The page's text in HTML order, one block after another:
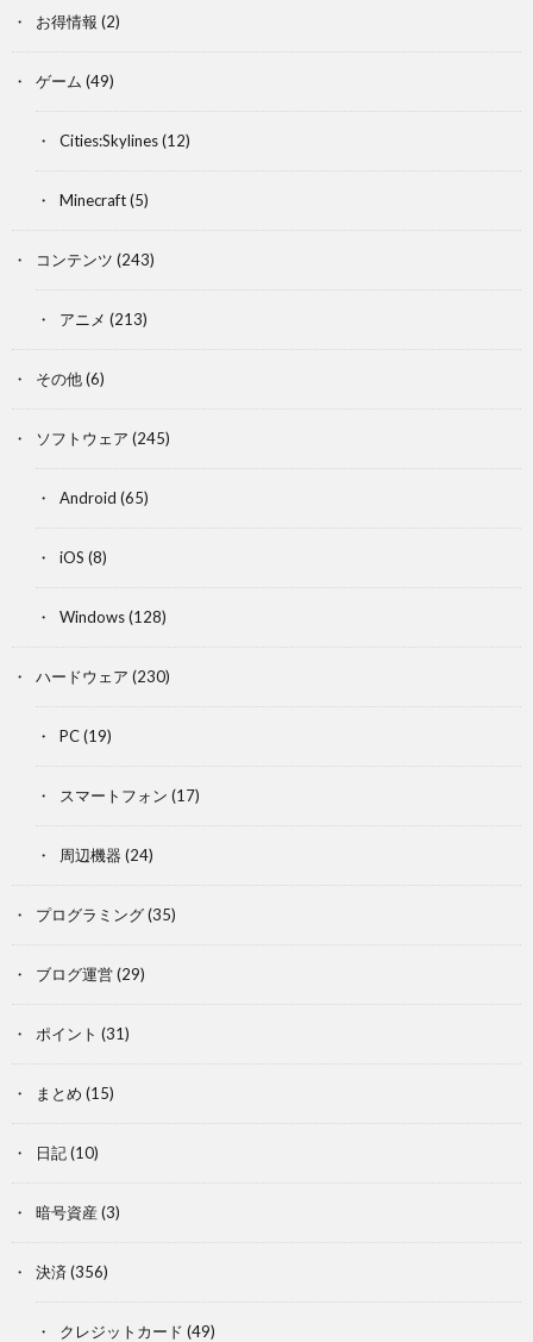
お得情報 (2)
ゲーム (49)
Cities:Skylines(12)
Minecraft(5)
コンテンツ (243)
アニメ (213)
その他(6)
ソフトウェア (245)
Android (65)
iOS (8)
Windows(128)
ハードウェア (230)
PC(19)
スマートフォン (17)
周辺機器 (24)
プログラミング(35)
ブログ運営(29)
ポイント (31)
まとめ (15)
日記(10)
暗号資産 (3)
決済 (356)
クレジットカード (49)